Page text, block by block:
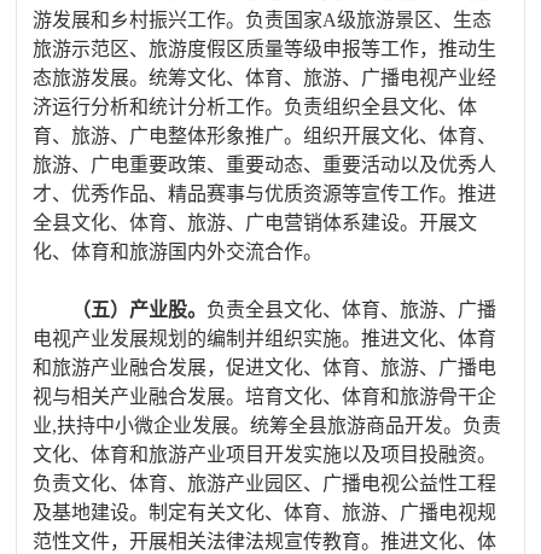
游发展和乡村振兴工作。负责国家A级旅游景区、生态
旅游示范区、旅游度假区质量等级申报等工作，推动生
态旅游发展。统筹文化、体育、旅游、广播电视产业经
济运行分析和统计分析工作。负责组织全县文化、体
育、旅游、广电整体形象推广。组织开展文化、体育、
旅游、广电重要政策、重要动态、重要活动以及优秀人
才、优秀作品、精品赛事与优质资源等宣传工作。推进
全县文化、体育、旅游、广电营销体系建设。开展文
化、体育和旅游国内外交流合作。
（五）产业股。 负责全县文化、体育、旅游、广播
电视产业发展规划的编制并组织实施。推进文化、体育
和旅游产业融合发展，促进文化、体育、旅游、广播电
视与相关产业融合发展。培育文化、体育和旅游骨干企
业,扶持中小微企业发展。统筹全县旅游商品开发。负责
文化、体育和旅游产业项目开发实施以及项目投融资。
负责文化、体育、旅游产业园区、广播电视公益性工程
及基地建设。制定有关文化、体育、旅游、广播电视规
范性文件，开展相关法律法规宣传教育。推进文化、体